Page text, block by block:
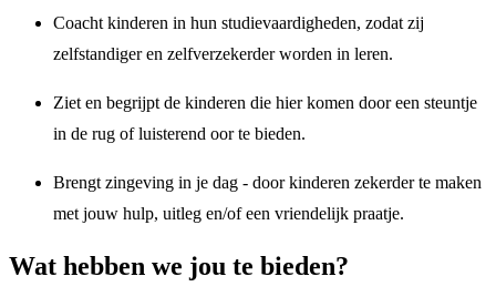
Coacht kinderen in hun studievaardigheden, zodat zij
zelfstandiger en zelfverzekerder worden in leren.
Ziet en begrijpt de kinderen die hier komen door een steuntje
in de rug of luisterend oor te bieden.
Brengt zingeving in je dag - door kinderen zekerder te maken
met jouw hulp, uitleg en/of een vriendelijk praatje.
Wat hebben we jou te bieden?